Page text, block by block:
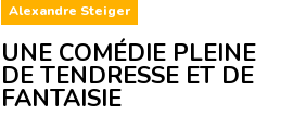
Alexandre Steiger
UNE COMÉDIE PLEINE
DE TENDRESSE ET DE
FANTAISIE